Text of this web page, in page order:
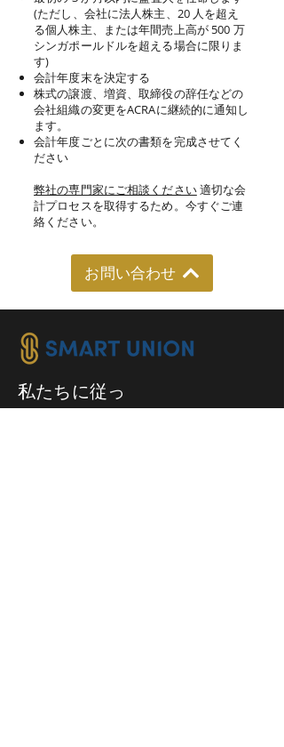
(ただし、会社に法人株主、20 人を超え
る個人株主、または年間売上高が 500 万
シンガポールドルを超える場合に限りま
す)
会計年度末を決定する
株式の譲渡、増資、取締役の辞任などの
会社組織の変更をACRAに継続的に通知し
ます。
会計年度ごとに次の書類を完成させてく
ださい
弊社の専門家にご相談ください適切な会
計プロセスを取得するため。今すぐご連
絡ください。
お問い合わせ
私たちに従っ
てください：